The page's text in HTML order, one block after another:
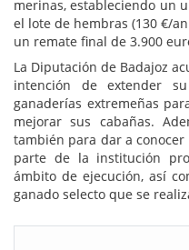
merinas, estableciendo un
el lote de hembras (130 €/
un remate final de 3.900
La Diputación de Badajoz
intención de extender
ganaderías extremeñas
mejorar sus cabañas.
también para dar a
parte de la institución
ámbito de ejecución, así
ganado selecto que se